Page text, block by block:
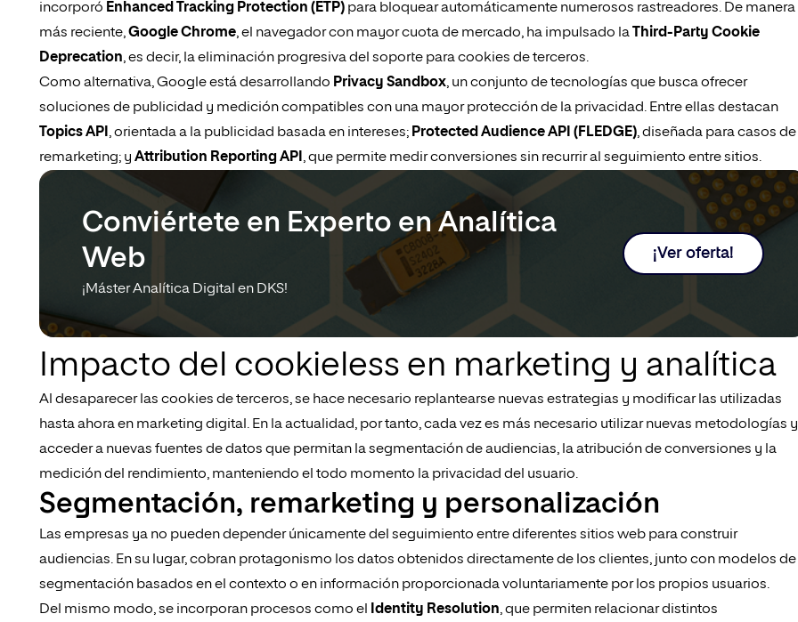
incorporó Enhanced Tracking Protection (ETP) para bloquear automáticamente numerosos rastreadores. De manera
más reciente,Google Chrome, el navegador con mayor cuota de mercado, ha impulsado la
Third-Party Cookie
Deprecation, es decir, la eliminación progresiva del soporte para cookies de terceros.
Como alternativa, Google está desarrollando Privacy Sandbox, un conjunto de tecnologías que busca ofrecer
soluciones de publicidad y medición compatibles con una mayor protección de la privacidad. Entre ellas destacan
Topics API , orientada a la publicidad basada en intereses; Protected Audience API (FLEDGE), diseñada para casos de
remarketing; y Attribution Reporting API , que permite medir conversiones sin recurrir al seguimiento entre sitios.
Conviértete en Experto en Analítica
Web
¡Máster Analítica Digital en DKS!
¡Ver oferta!
Impacto del cookieless en marketing y analítica
Al desaparecer las cookies de terceros, se hace necesario replantearse nuevas estrategias y modificar las utilizadas
hasta ahora en marketing digital. En la actualidad, por tanto, cada vez es más necesario utilizar nuevas metodologías y
acceder a nuevas fuentes de datos que permitan la segmentación de audiencias, la atribución de conversiones y la
medición del rendimiento, manteniendo el todo momento la privacidad del usuario.
Segmentación, remarketing y personalización
Las empresas ya no pueden depender únicamente del seguimiento entre diferentes sitios web para construir
audiencias. En su lugar, cobran protagonismo los datos obtenidos directamente de los clientes, junto con modelos de
segmentación basados en el contexto o en información proporcionada voluntariamente por los propios usuarios.
Del mismo modo, se incorporan procesos como el
Identity Resolution, que permiten relacionar distintos